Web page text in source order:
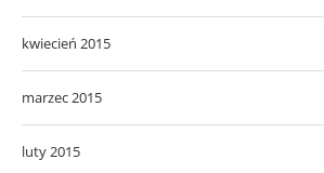
kwiecień 2015
marzec 2015
luty 2015